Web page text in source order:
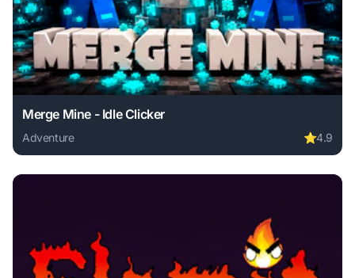
Merge Mine - Idle Clicker
Adventure ⭐4.9
Play Merge Mine - Idle Clicker online free. adventure